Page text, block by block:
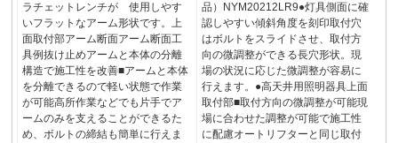
ラチェットレンチが 使用しやす
いフラットなアーム形状です。上
面取付部アーム断面アーム断面工
具例抜け止めアームと本体の分離
構造で施工性を改善■アームと本体
を分離できるので軽い状態で作業
が可能高所作業などでも片手でア
ームのみを支えることができるた
め、ボルトの締結も簡単に行えま
品）NYM20212LR9●灯具側面に確
認しやすい傾斜角度を刻印取付穴
はボルトをスライドさせ、取付方
向の微調整ができる長穴形状。現
場の状況に応じた微調整が容易に
行えます。●高天井用照明器具上面
取付部■取付方向の微調整が可能現
場に合わせた調整が可能で施工性
に配慮オートリフターと同じ取付